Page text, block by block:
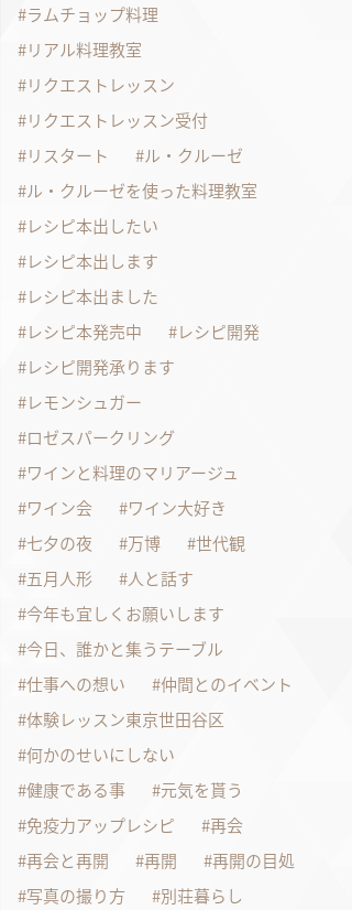
ラムチョップ料理
リアル料理教室
リクエストレッスン
リクエストレッスン受付
リスタート
ル・クルーゼ
ル・クルーゼを使った料理教室
レシピ本出したい
レシピ本出します
レシピ本出ました
レシピ本発売中
レシピ開発
レシピ開発承ります
レモンシュガー
ロゼスパークリング
ワインと料理のマリアージュ
ワイン会
ワイン大好き
七夕の夜
万博
世代観
五月人形
人と話す
今年も宜しくお願いします
今日、誰かと集うテーブル
仕事への想い
仲間とのイベント
体験レッスン東京世田谷区
何かのせいにしない
健康である事
元気を貰う
免疫力アップレシピ
再会
再会と再開
再開
再開の目処
写真の撮り方
別荘暮らし